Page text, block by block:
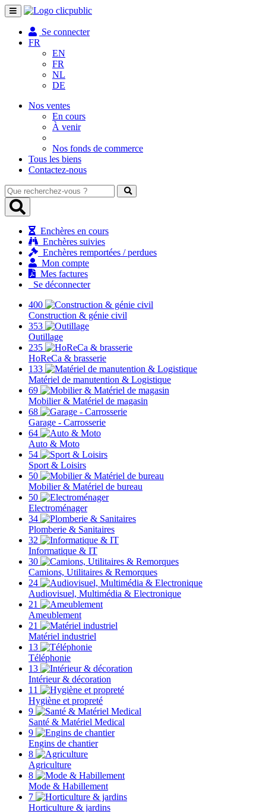
Toggle
navigation
Se connecter
FR
EN
FR
NL
DE
Nos ventes
En cours
À venir
Nos fonds de commerce
Tous les biens
Contactez-nous
Que
recherchez-
vous
Enchères en cours
Enchères suivies
Enchères remportées / perdues
Mon compte
Mes factures
Se déconnecter
400
Construction & génie civil
353
Outillage
235
HoReCa & brasserie
133
Matériel de manutention & Logistique
69
Mobilier & Matériel de magasin
68
Garage - Carrosserie
64
Auto & Moto
54
Sport & Loisirs
50
Mobilier & Matériel de bureau
50
Electroménager
34
Plomberie & Sanitaires
32
Informatique & IT
30
Camions, Utilitaires & Remorques
24
Audiovisuel, Multimédia & Electronique
21
Ameublement
21
Matériel industriel
13
Téléphonie
13
Intérieur & décoration
11
Hygiène et propreté
9
Santé & Matériel Medical
9
Engins de chantier
8
Agriculture
8
Mode & Habillement
7
Horticulture & jardins